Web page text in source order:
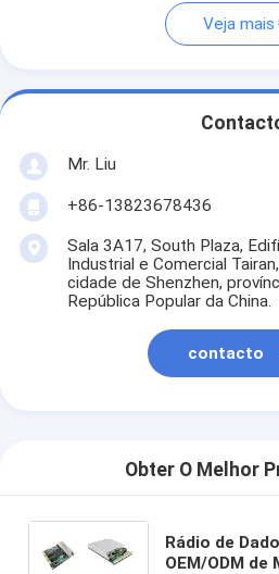
Veja mais
Mr. Liu
+86-13823678436
Sala 3A17, South Plaza,
Industrial e Comercial
cidade de Shenzhen,
República Popular da China.
contacto
Obter O Melhor
Rádio de
OEM/ODM de